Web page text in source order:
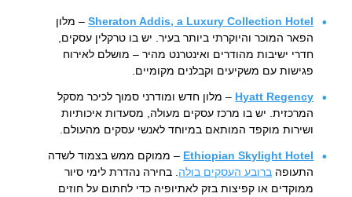
Sheraton Addis, a Luxury Collection Hotel– מלון
הפאר המוכר והיוקרתי ביותר בעיר. יש בו טרקלין עסקים,
חדרי ישיבות מהודרים ואינטרנט מהיר – מושלם לאירוח
פגישות עם משקיעים וקבלנים מקומיים.
Hyatt Regency – מלון חדש ומודרני סמוך לכיכר מסקל
המרכזית. יש בו מרכז עסקים מעולה, מסעדות איכותיות
ושירות מוקפד המותאם במיוחד לאנשי עסקים מהעולם.
Ethiopian Skylight Hotel – ממוקם ממש בצמוד לשדה
התעופה ברובע העסקים בולה . בחירה נהדרת לימי סיור
ממוקדים או קפיצות בזק לאתיופיה כדי לחתום על חוזים